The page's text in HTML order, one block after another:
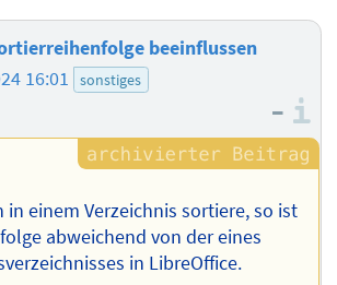
beeinflussen
16:01 sonstiges
–
in einem Verzeichnis sortiere, so ist
abweichend von der eines
in LibreOffice.